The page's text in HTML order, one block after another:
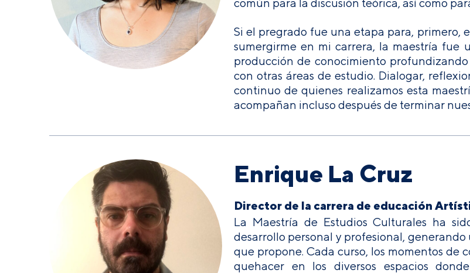
Si el pregrado fue una etapa para, primero,
sumergirme en mi carrera, la maestría
producción de conocimiento
con otras áreas de estudio. Dialogar,
continuo de quienes realizamos esta
acompañan incluso después de terminar
Enrique La Cruz
Director de la carrera de educación
La Maestría de Estudios Culturales ha
desarrollo personal y profesional,
que propone. Cada curso, los momentos de
quehacer en los diversos espacios